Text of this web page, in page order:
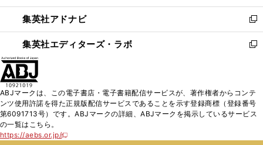
開
く
ウ
で
開
く
ン
ド
ウ
で
ウ
ィ
ン
ド
く
集英社アドナビ
新
し
い
ド
ウ
で
集英社エディターズ・ラボ
新
ィ
ン
ド
ABJマークは、この電子書店・電子書籍配信サービスが、著作権者からコンテ
ンツ使用許諾を得た正規版配信サービスであることを示す登録商標（登録番号
第6091713号）です。ABJマークの詳細、ABJマークを掲示しているサービス
の一覧はこちら。
https://aebs.or.jp/
新